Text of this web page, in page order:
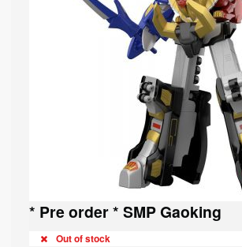
* Pre order * SMP Gaoking
Out of stock